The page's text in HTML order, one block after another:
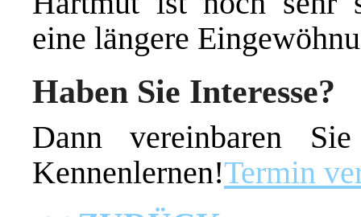
eine längere
Haben Sie Interesse?
Dann vereinbaren
Kennenlernen!Termin